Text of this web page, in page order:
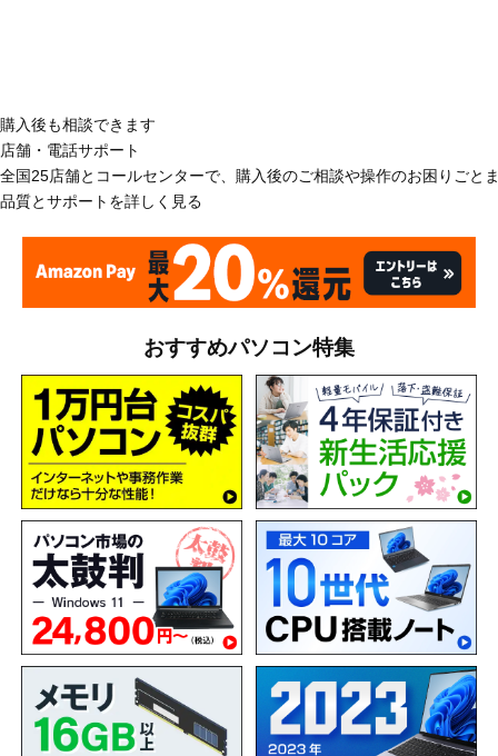
購入後も相談できます
店舗・電話サポート
全国25店舗とコールセンターで、購入後のご相談や操作のお困りごと
品質とサポートを詳しく見る
おすすめパソコン特集